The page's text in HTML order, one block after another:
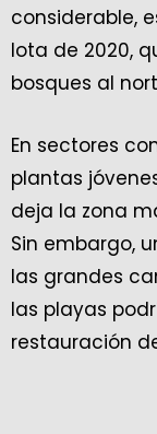
considerable,
Iota de 2020,
bosques al
En sectores
plantas
deja la zona
Sin embargo,
las grandes
las playas
restauración